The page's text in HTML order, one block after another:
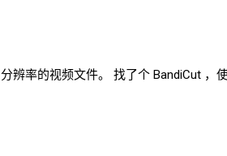
分辨率的视频文件。 找了个 BandiCut ，